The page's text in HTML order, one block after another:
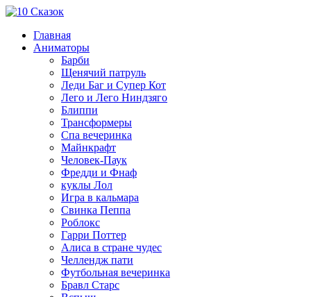
Главная
Аниматоры
Барби
Щенячий патруль
Леди Баг и Супер Кот
Лего и Лего Ниндзяго
Блиппи
Трансформеры
Спа вечеринка
Майнкрафт
Человек-Паук
Фредди и Фнаф
куклы Лол
Игра в кальмара
Свинка Пеппа
Роблокс
Гарри Поттер
Алиса в стране чудес
Челлендж пати
Футбольная вечеринка
Бравл Старс